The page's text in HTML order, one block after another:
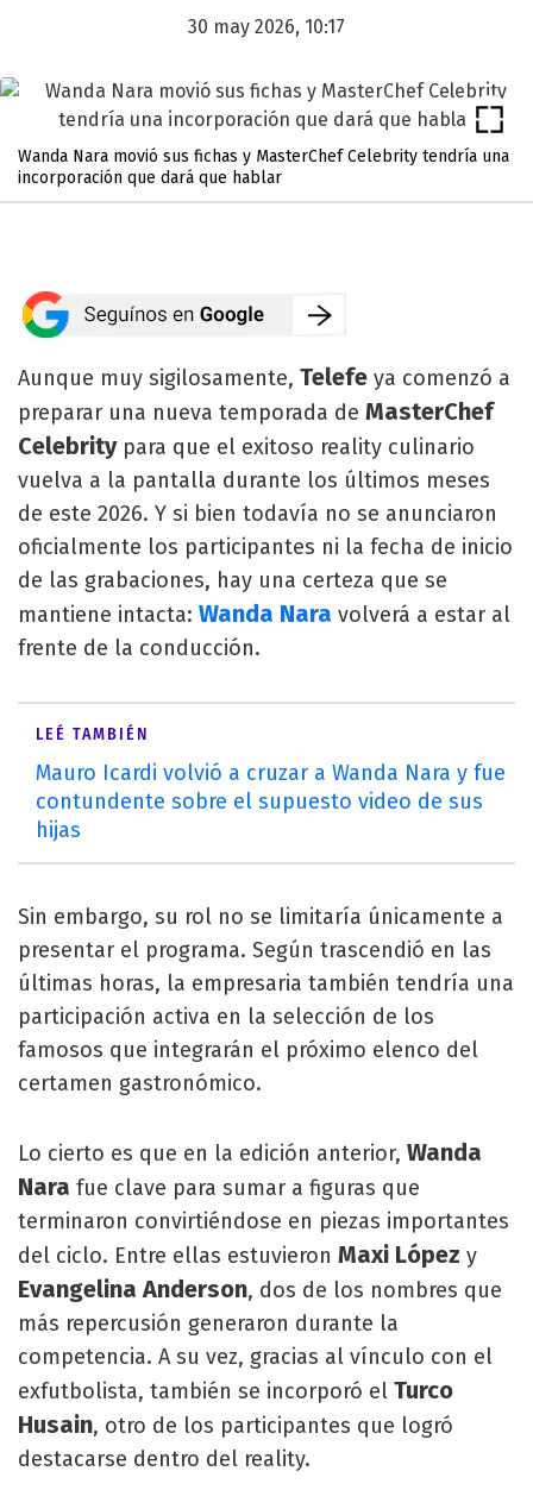
30 may 2026, 10:17
Wanda Nara movió sus fichas y MasterChef Celebrity tendría una
incorporación que dará que hablar
Aunque muy sigilosamente, Telefe ya comenzó a
preparar una nueva temporada de MasterChef
Celebritypara que el exitoso reality culinario
vuelva a la pantalla durante los últimos meses
de este 2026. Y si bien todavía no se anunciaron
oficialmente los participantes ni la fecha de inicio
de las grabaciones, hay una certeza que se
mantiene intacta: Wanda Nara volverá a estar al
frente de la conducción.
LEÉ TAMBIÉN
Mauro Icardi volvió a cruzar a Wanda Nara y fue
contundente sobre el supuesto video de sus
hijas
Sin embargo, su rol no se limitaría únicamente a
presentar el programa. Según trascendió en las
últimas horas, la empresaria también tendría una
participación activa en la selección de los
famosos que integrarán el próximo elenco del
certamen gastronómico.
Lo cierto es que en la edición anterior, Wanda
Nara fue clave para sumar a figuras que
terminaron convirtiéndose en piezas importantes
del ciclo. Entre ellas estuvieron Maxi López y
Evangelina Anderson, dos de los nombres que
más repercusión generaron durante la
competencia. A su vez, gracias al vínculo con el
exfutbolista, también se incorporó el Turco
Husain, otro de los participantes que logró
destacarse dentro del reality.